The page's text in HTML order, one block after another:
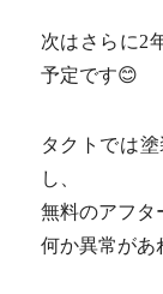
次はさらに2
予定です😊
タクトでは
し、
無料のアフタ
何か異常があ